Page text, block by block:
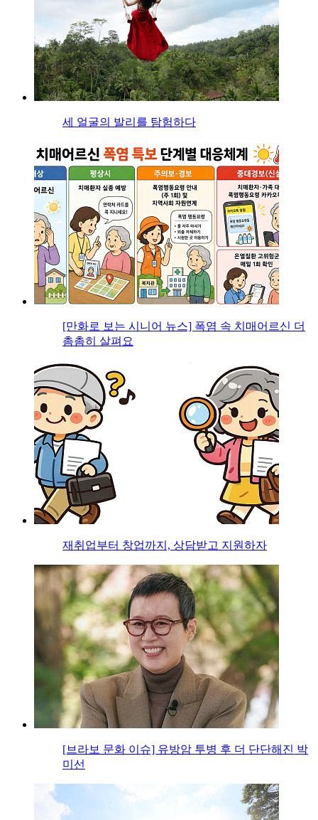
세 얼굴의 발리를 탐험하다
[만화로 보는 시니어 뉴스] 폭염 속 치매어르신 더
촘촘히 살펴요
재취업부터 창업까지, 상담받고 지원하자
[브라보 문화 이슈] 유방암 투병 후 더 단단해진 박
미선